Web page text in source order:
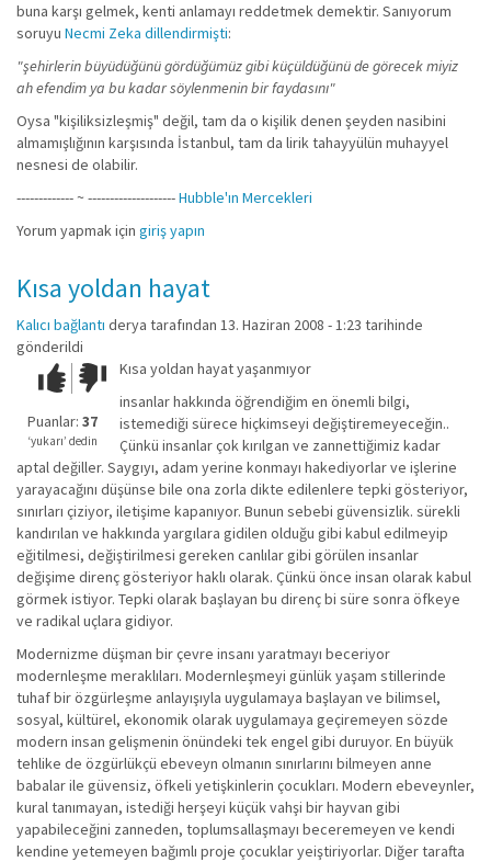
buna karşı gelmek, kenti anlamayı reddetmek demektir. Sanıyorum
soruyu Necmi Zeka dillendirmişti:
"şehirlerin büyüdüğünü gördüğümüz gibi küçüldüğünü de görecek miyiz
ah efendim ya bu kadar söylenmenin bir faydasını"
Oysa "kişiliksizleşmiş" değil, tam da o kişilik denen şeyden nasibini
almamışlığının karşısında İstanbul, tam da lirik tahayyülün muhayyel
nesnesi de olabilir.
------------- ~ --------------------Hubble'ın Mercekleri
Yorum yapmak için giriş yapın
Kısa yoldan hayat
Kalıcı bağlantı derya tarafından 13. Haziran 2008 - 1:23 tarihinde
gönderildi
Çok iyi!O
kadar
iyi
değil!
Puanlar: 37
‘yukarı’ dedin
Kısa yoldan hayat yaşanmıyor
insanlar hakkında öğrendiğim en önemli bilgi,
istemediği sürece hiçkimseyi değiştiremeyeceğin..
Çünkü insanlar çok kırılgan ve zannettiğimiz kadar
aptal değiller. Saygıyı, adam yerine konmayı hakediyorlar ve işlerine
yarayacağını düşünse bile ona zorla dikte edilenlere tepki gösteriyor,
sınırları çiziyor, iletişime kapanıyor. Bunun sebebi güvensizlik. sürekli
kandırılan ve hakkında yargılara gidilen olduğu gibi kabul edilmeyip
eğitilmesi, değiştirilmesi gereken canlılar gibi görülen insanlar
değişime direnç gösteriyor haklı olarak. Çünkü önce insan olarak kabul
görmek istiyor. Tepki olarak başlayan bu direnç bi süre sonra öfkeye
ve radikal uçlara gidiyor.
Modernizme düşman bir çevre insanı yaratmayı beceriyor
modernleşme meraklıları. Modernleşmeyi günlük yaşam stillerinde
tuhaf bir özgürleşme anlayışıyla uygulamaya başlayan ve bilimsel,
sosyal, kültürel, ekonomik olarak uygulamaya geçiremeyen sözde
modern insan gelişmenin önündeki tek engel gibi duruyor. En büyük
tehlike de özgürlükçü ebeveyn olmanın sınırlarını bilmeyen anne
babalar ile güvensiz, öfkeli yetişkinlerin çocukları. Modern ebeveynler,
kural tanımayan, istediği herşeyi küçük vahşi bir hayvan gibi
yapabileceğini zanneden, toplumsallaşmayı beceremeyen ve kendi
kendine yetemeyen bağımlı proje çocuklar yeiştiriyorlar. Diğer tarafta